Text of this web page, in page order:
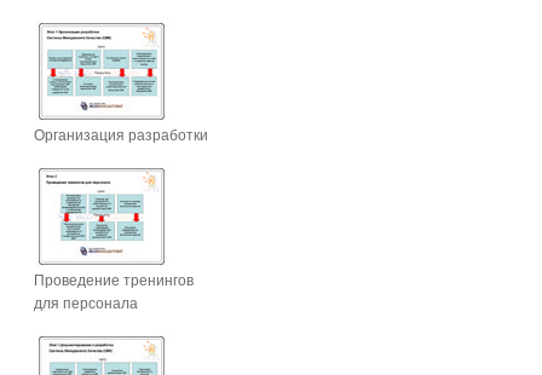
Организация разработки
Проведение тренингов
для персонала